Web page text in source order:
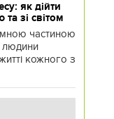
як дійти
зі світом
частиною
людини
кожного з